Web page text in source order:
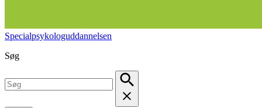
Specialpsykologuddannelsen
Søg